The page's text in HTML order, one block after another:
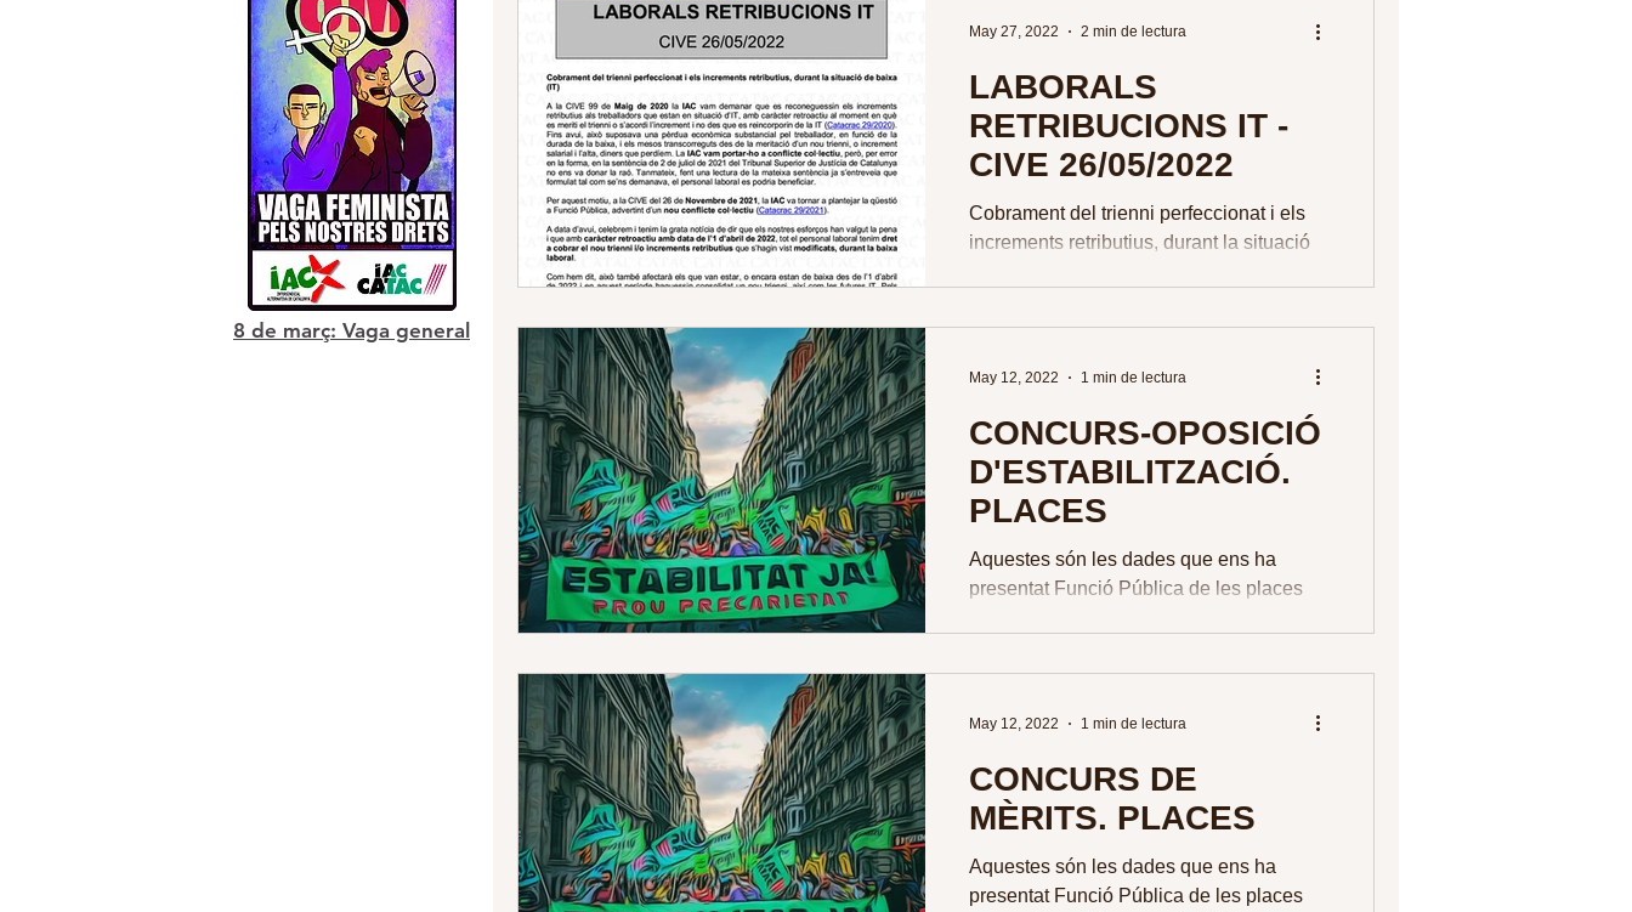
LABORALS
RETRIBUCIONS IT -
CIVE 26/05/2022
Cobrament del trienni perfeccionat i els
increments retributius, durant la situació
May 27, 2022 2 min de lectura
CONCURS-OPOSICIÓ
D'ESTABILITZACIÓ.
PLACES
Aquestes són les dades que ens ha
presentat Funció Pública de les places
May 12, 2022 1 min de lectura
CONCURS DE
MÈRITS. PLACES
Aquestes són les dades que ens ha
presentat Funció Pública de les places
May 12, 2022 1 min de lectura
8 de març: Vaga general